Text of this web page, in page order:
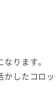
ります。
したコロッ